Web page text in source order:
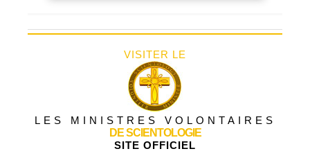
VISITER LE
LES MINISTRES VOLONTAIRES
DE SCIENTOLOGIE
SITE OFFICIEL